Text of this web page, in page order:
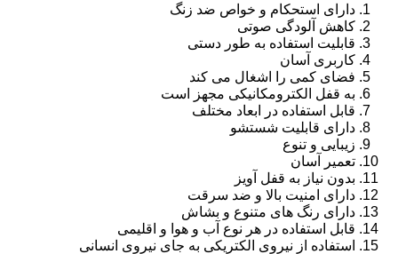
دارای استحکام و خواص ضد زنگ
کاهش آلودگی صوتی
قابلیت استفاده به طور دستی
کاربری آسان
فضای کمی را اشغال می کند
به قفل الکترومکانیکی مجهز است
قابل استفاده در ابعاد مختلف
دارای قابلیت شستشو
زیبایی و تنوع
تعمیر آسان
بدون نیاز به قفل آویز
دارای امنیت بالا و ضد سرقت
دارای رنگ های متنوع و بشاش
قابل استفاده در هر نوع آب و هوا و اقلیمی
استفاده از نیروی الکتریکی به جای نیروی انسانی